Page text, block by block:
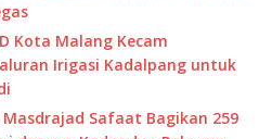
Kota Malang Kecam
Irigasi Kadalpang untuk
Masdrajad Safaat Bagikan 259